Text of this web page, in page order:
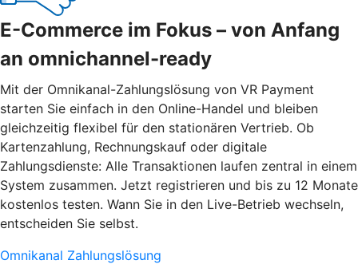
E-Commerce im Fokus – von Anfang
an omnichannel-ready
Mit der Omnikanal-Zahlungslösung von VR Payment
starten Sie einfach in den Online-Handel und bleiben
gleichzeitig flexibel für den stationären Vertrieb. Ob
Kartenzahlung, Rechnungskauf oder digitale
Zahlungsdienste: Alle Transaktionen laufen zentral in einem
System zusammen. Jetzt registrieren und bis zu 12 Monate
kostenlos testen. Wann Sie in den Live-Betrieb wechseln,
entscheiden Sie selbst.
Omnikanal Zahlungslösung